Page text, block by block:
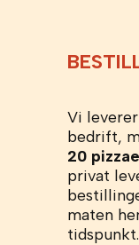
Vi
bedrift,
20
privat
maten
tidspunkt.